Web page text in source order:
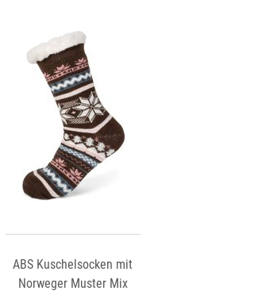
ABS Kuschelsocken mit
Norweger Muster Mix